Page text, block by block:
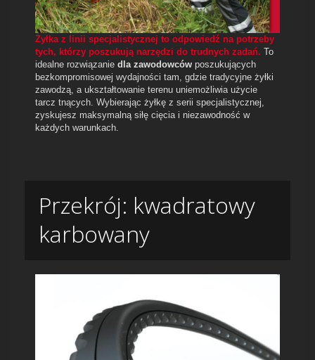
Żyłka z linii specjalistycznej to odpowiedź na potrzeby
tych, którzy poszukują narzędzi do trudnych zadań. To
idealne rozwiązanie dla zawodowców poszukujących
bezkompromisowej wydajności tam, gdzie tradycyjne żyłki
zawodzą, a ukształtowanie terenu uniemożliwia użycie
tarcz tnących. Wybierając żyłkę z serii specjalistycznej,
zyskujesz maksymalną siłę cięcia i niezawodność w
każdych warunkach.
Przekrój: kwadratowy
karbowany